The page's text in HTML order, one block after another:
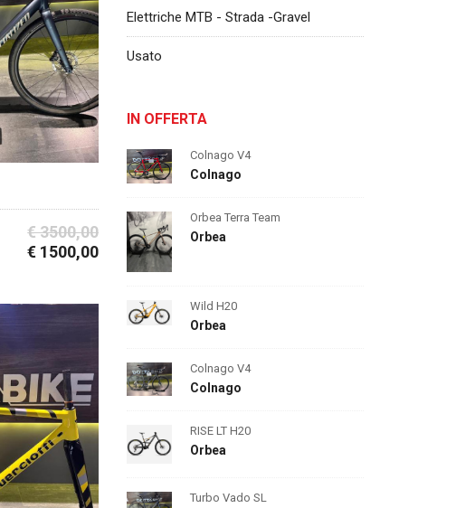
€ 3500,00
€ 1500,00
Elettriche MTB - Strada -Gravel
Usato
IN OFFERTA
Colnago V4
Colnago
Orbea Terra Team
Orbea
Wild H20
Orbea
Colnago V4
Colnago
RISE LT H20
Orbea
Turbo Vado SL